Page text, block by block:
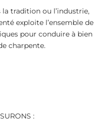
tradition ou l’industrie,
exploite l’ensemble de
pour conduire à bien
charpente.
: